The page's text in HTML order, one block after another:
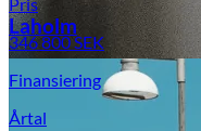
Laholm
346 800SEK
Finansiering
Årtal